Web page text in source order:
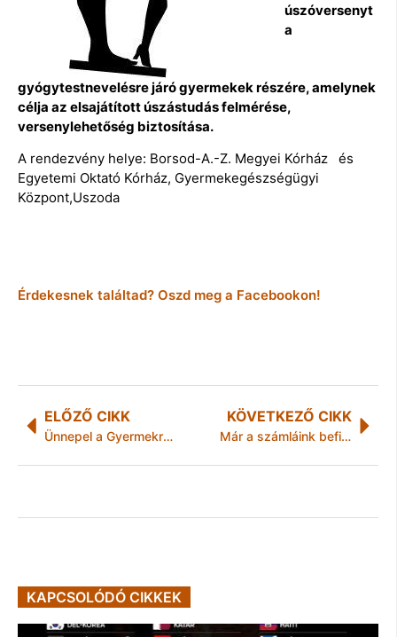
úszóversenyt
a
gyógytestnevelésre járó gyermekek részére, amelynek
célja az elsajátított úszástudás felmérése,
versenylehetőség biztosítása.
A rendezvény helye: Borsod-A.-Z. Megyei Kórház és
Egyetemi Oktató Kórház, Gyermekegészségügyi
Központ,Uszoda
Érdekesnek találtad? Oszd meg a Facebookon!
ELŐZŐ CIKK
Ünnepel a Gyermekrehabilitációs Osztály
KÖVETKEZŐ CIKK
Már a számláink befizetését is sarcolják, átterhelik
KAPCSOLÓDÓ CIKKEK